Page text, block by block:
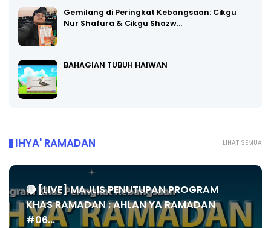
Gemilang di Peringkat Kebangsaan: Cikgu
Nur Shafura & Cikgu Shazw…
BAHAGIAN TUBUH HAIWAN
LIHAT SEMUA
IHYA' RAMADAN
🔴 [LIVE] MAJLIS PENUTUPAN PROGRAM
KHAS RAMADAN : AHLAN YA RAMADAN
#06...